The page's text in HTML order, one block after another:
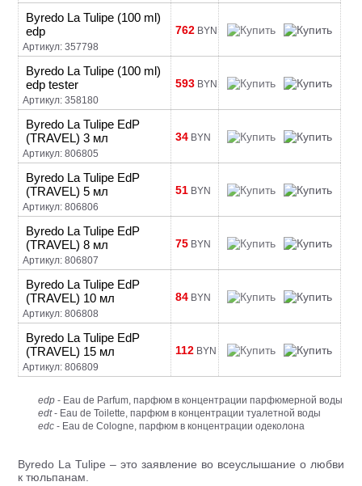
Byredo La Tulipe (100 ml)
edp
Артикул: 357798
762 BYN
Byredo La Tulipe (100 ml)
edp tester
Артикул: 358180
593 BYN
Byredo La Tulipe EdP
(TRAVEL) 3 мл
Артикул: 806805
34 BYN
Byredo La Tulipe EdP
(TRAVEL) 5 мл
Артикул: 806806
51 BYN
Byredo La Tulipe EdP
(TRAVEL) 8 мл
Артикул: 806807
75 BYN
Byredo La Tulipe EdP
(TRAVEL) 10 мл
Артикул: 806808
84 BYN
Byredo La Tulipe EdP
(TRAVEL) 15 мл
Артикул: 806809
112 BYN
edp - Eau de Parfum, парфюм в концентрации парфюмерной воды
edt- Eau de Toilette, парфюм в концентрации туалетной воды
edc - Eau de Cologne, парфюм в концентрации одеколона
Byredo La Tulipe – это заявление во всеуслышание о любви
к тюльпанам.